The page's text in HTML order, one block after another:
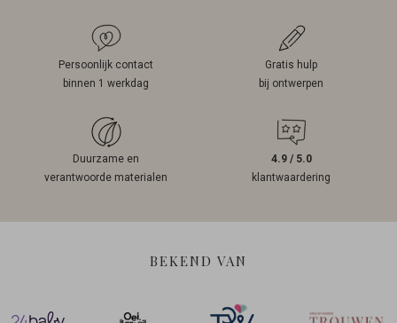
Persoonlijk contact
binnen 1 werkdag
Gratis hulp
bij ontwerpen
Duurzame en
verantwoorde materialen
4.9 / 5.0
klantwaardering
BEKEND VAN